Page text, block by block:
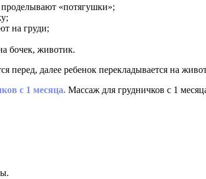
проделывают «потягушки»;
на груди;
бочек, животик.
перед, далее ребенок перекладывается на
с 1 месяца. Массаж для грудничков с 1